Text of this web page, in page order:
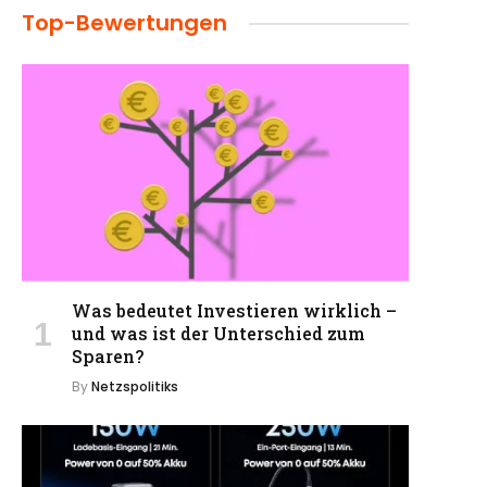
Top-Bewertungen
Was bedeutet Investieren wirklich –
und was ist der Unterschied zum
Sparen?
ByNetzspolitiks